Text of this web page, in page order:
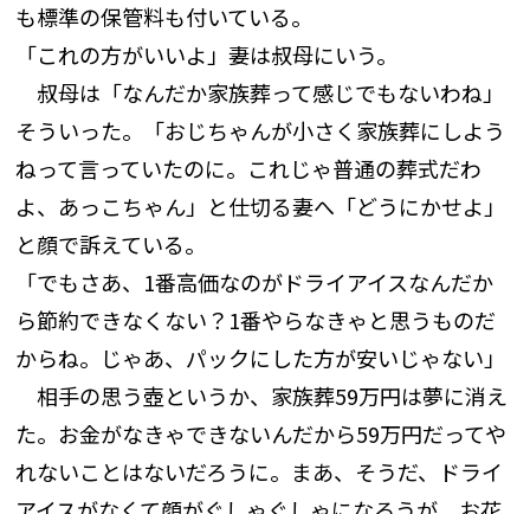
も標準の保管料も付いている。
「これの方がいいよ」妻は叔母にいう。
叔母は「なんだか家族葬って感じでもないわね」
そういった。「おじちゃんが小さく家族葬にしよう
ねって言っていたのに。これじゃ普通の葬式だわ
よ、あっこちゃん」と仕切る妻へ「どうにかせよ」
と顔で訴えている。
「でもさあ、1番高価なのがドライアイスなんだか
ら節約できなくない？1番やらなきゃと思うものだ
からね。じゃあ、パックにした方が安いじゃない」
相手の思う壺というか、家族葬59万円は夢に消え
た。お金がなきゃできないんだから59万円だってや
れないことはないだろうに。まあ、そうだ、ドライ